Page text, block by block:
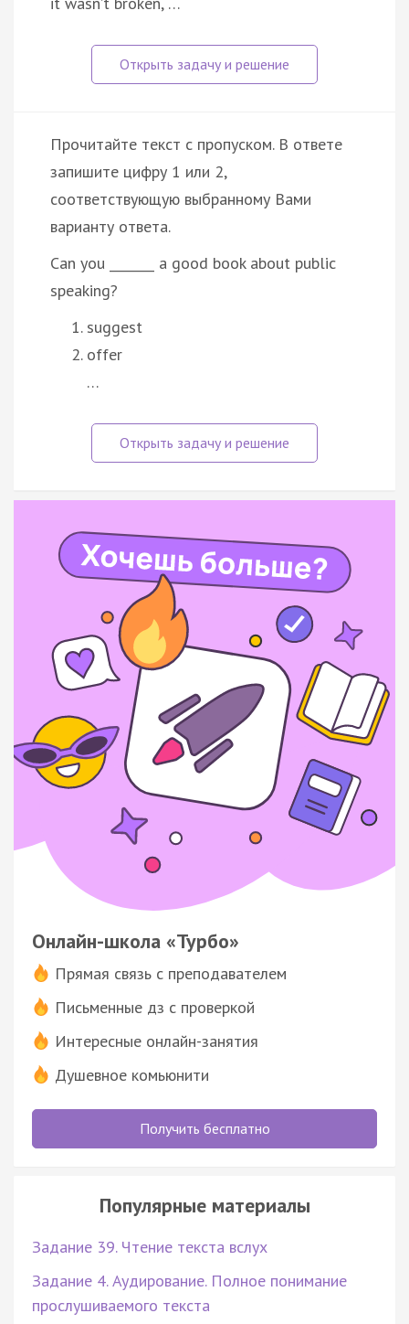
Прочитайте текст с пропуском. В ответе
запишите цифру 1 или 2,
соответствующую выбранному Вами
варианту ответа.
Can you _______ a good book about public
speaking?
suggest
offer
…
Онлайн-школа «Турбо»
Прямая связь с преподавателем
Письменные дз с проверкой
Интересные онлайн-занятия
Душевное комьюнити
Получить бесплатно
Популярные материалы
Задание 39. Чтение текста вслух
Задание 4. Аудирование. Полное понимание
прослушиваемого текста